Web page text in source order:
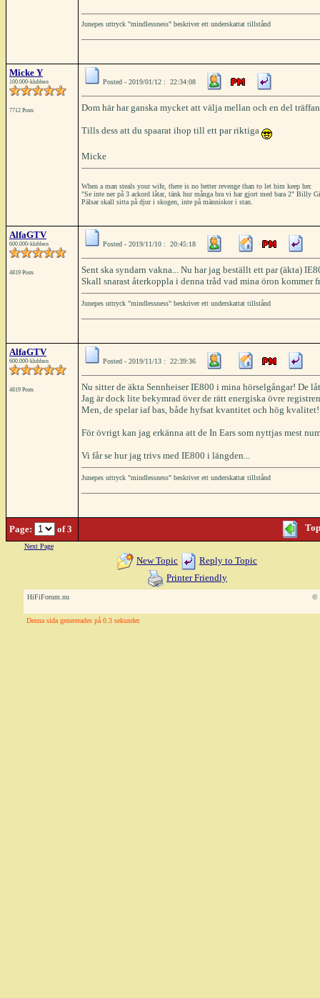
Junepes uttryck "mindlessness" beskriver ett underskattat tillstånd
Micke Y
100.000-klubben
7712 Posts
Posted - 2019/01/12 : 22:34:08
Dom här har ganska mycket att välja mellan och en del
Tills dess att du spaarat ihop till ett par riktiga
Micke
When a man steals your wife, there is no better revenge than to let him keep her.
"Se inte ner på 3 ackord låtar, tänk hur många bra vi har gjort med bara 2" Billy
Pälsar skall sitta på djur i skogen, inte på människor i stan.
AlfaGTV
600.000-klubben
4819 Posts
Posted - 2019/11/10 : 20:45:18
Sent ska syndarn vakna... Nu har jag beställt ett par (äkta)
Skall snarast återkoppla i denna tråd vad mina öron kommer
Junepes uttryck "mindlessness" beskriver ett underskattat tillstånd
AlfaGTV
600.000-klubben
4819 Posts
Posted - 2019/11/13 : 22:39:36
Nu sitter de äkta Sennheiser IE800 i mina hörselgångar! De
Jag är dock lite bekymrad över de rätt energiska övre
Men, de spelar iaf bas, både hyfsat kvantitet och hög kvalitet!
För övrigt kan jag erkänna att de In Ears som nyttjas mest
Vi får se hur jag trivs med IE800 i längden...
Junepes uttryck "mindlessness" beskriver ett underskattat tillstånd
Page: of 3
Next Page
New Topic
Reply to Topic
Printer Friendly
HiFiForum.nu ©
Denna sida genererades på 0.3 sekunder.